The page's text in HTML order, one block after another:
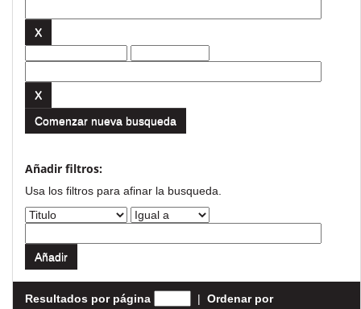
Comenzar nueva busqueda
Añadir filtros:
Usa los filtros para afinar la busqueda.
Resultados por página | Ordenar por